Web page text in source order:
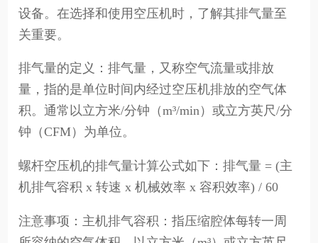
设备。在选择和使用空压机时，了解其排气量至
关重要。
排气量的定义：排气量，又称空气流量或排放
量，指的是单位时间内经过空压机排放的空气体
积。通常以立方米/分钟（m³/min）或立方英尺/分
钟（CFM）为单位。
螺杆空压机的排气量计算公式如下：排气量 = (主
机排气容积 x 转速 x 机械效率 x 容积效率) / 60
注意事项：主机排气容积：指压缩腔体每转一周